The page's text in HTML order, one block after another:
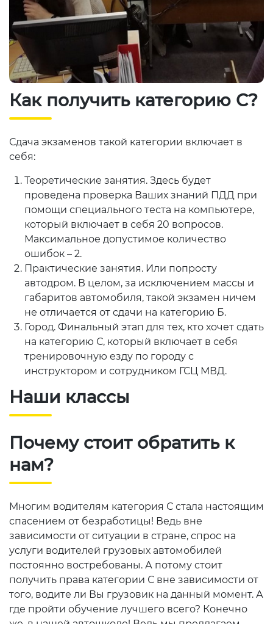
Как получить категорию С?
Сдача экзаменов такой категории включает в
себя:
Теоретические занятия. Здесь будет
проведена проверка Ваших знаний ПДД при
помощи специального теста на компьютере,
который включает в себя 20 вопросов.
Максимальное допустимое количество
ошибок – 2.
Практические занятия. Или попросту
автодром. В целом, за исключением массы и
габаритов автомобиля, такой экзамен ничем
не отличается от сдачи на категорию Б.
Город. Финальный этап для тех, кто хочет сдать
на категорию С, который включает в себя
тренировочную езду по городу с
инструктором и сотрудником ГСЦ МВД.
Наши классы
Почему стоит обратить к
нам?
Многим водителям категория С стала настоящим
спасением от безработицы! Ведь вне
зависимости от ситуации в стране, спрос на
услуги водителей грузовых автомобилей
постоянно востребованы. А потому стоит
получить права категории С вне зависимости от
того, водите ли Вы грузовик на данный момент. А
где пройти обучение лучшего всего? Конечно